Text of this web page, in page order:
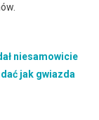
niesamowicie
jak gwiazda